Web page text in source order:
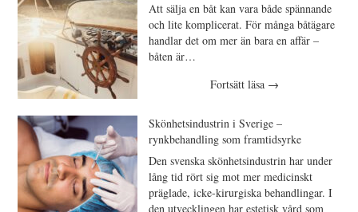
Att sälja en båt kan vara både spännande
och lite komplicerat. För många båtägare
handlar det om mer än bara en affär –
båten är…
Fortsätt läsa →
Skönhetsindustrin i Sverige –
rynkbehandling som framtidsyrke
Den svenska skönhetsindustrin har under
lång tid rört sig mot mer medicinskt
präglade, icke-kirurgiska behandlingar. I
den utvecklingen har estetisk vård som